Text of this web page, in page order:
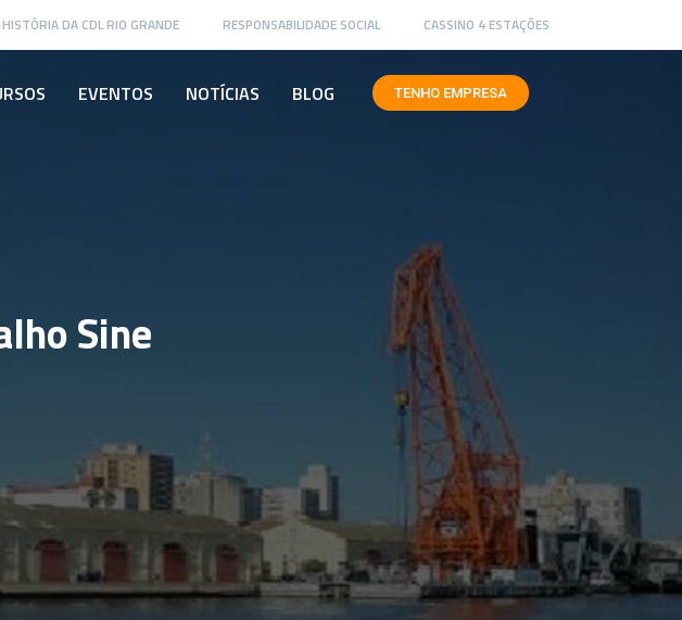
HISTÓRIA DA CDL RIO GRANDE RESPONSABILIDADE SOCIAL CASSINO 4 ESTAÇÕES
EVENTOS NOTÍCIAS BLOG TENHO EMPRESA
Sine